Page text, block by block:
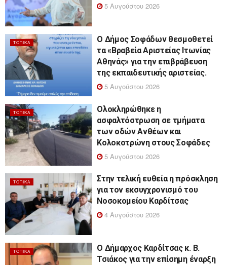
5 Αυγούστου 2026
ΤΟΠΙΚΆ
Ο Δήμος Σοφάδων θεσμοθετεί
τα «Βραβεία Αριστείας Ιτωνίας
Αθηνάς» για την επιβράβευση
της εκπαιδευτικής αριστείας.
5 Αυγούστου 2026
ΤΟΠΙΚΆ
Ολοκληρώθηκε η
ασφαλτόστρωση σε τμήματα
των οδών Ανθέων και
Κολοκοτρώνη στους Σοφάδες
5 Αυγούστου 2026
ΤΟΠΙΚΆ
Στην τελική ευθεία η πρόσκληση
για τον εκσυγχρονισμό του
Νοσοκομείου Καρδίτσας
4 Αυγούστου 2026
ΤΟΠΙΚΆ
Ο Δήμαρχος Καρδίτσας κ. Β.
Τσιάκος για την επίσημη έναρξη